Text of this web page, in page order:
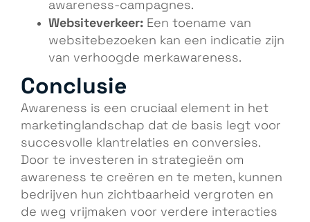
awareness-campagnes.
Websiteverkeer: Een toename van
websitebezoeken kan een indicatie zijn
van verhoogde merkawareness.
Conclusie
Awareness is een cruciaal element in het
marketinglandschap dat de basis legt voor
succesvolle klantrelaties en conversies.
Door te investeren in strategieën om
awareness te creëren en te meten, kunnen
bedrijven hun zichtbaarheid vergroten en
de weg vrijmaken voor verdere interacties